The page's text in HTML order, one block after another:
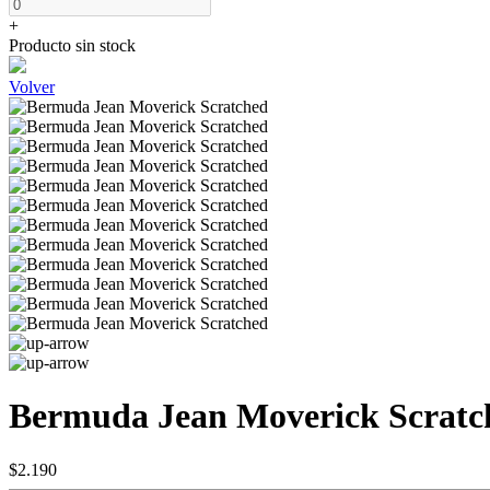
+
Producto sin stock
Volver
Bermuda Jean Moverick
$2.190